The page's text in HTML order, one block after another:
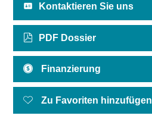
Kontaktieren Sie uns
PDF Dossier
Finanzierung
Zu Favoriten hinzufügen